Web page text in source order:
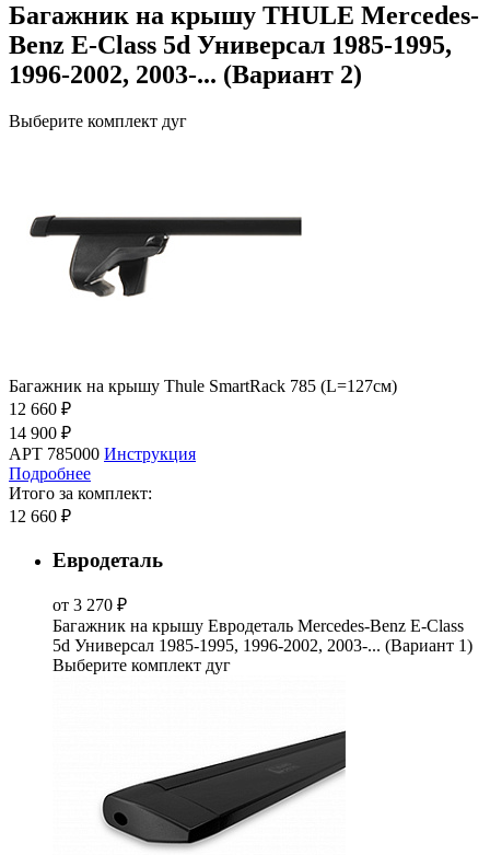
Багажник на крышу THULE Mercedes-
Benz E-Class 5d Универсал 1985-1995,
1996-2002, 2003-... (Вариант 2)
Выберите комплект дуг
Багажник на крышу Thule SmartRack 785 (L=127см)
12 660 ₽
14 900 ₽
АРТ 785000 Инструкция
Подробнее
Итого за комплект:
12 660 ₽
Евродеталь
от 3 270 ₽
Багажник на крышу Евродеталь Mercedes-Benz E-Class
5d Универсал 1985-1995, 1996-2002, 2003-... (Вариант 1)
Выберите комплект дуг